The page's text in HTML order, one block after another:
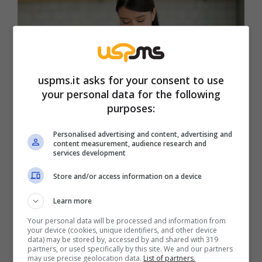
Il segreto che alleggerisce bollette e cotture – uspms.it
Questa pratica ha anche un altro vantaggio:
mantiene meglio la consistenza degli
alimenti.Tagliare in parti uguali consente una
uspms.it asks for your consent to use
your personal data for the following
purposes:
Personalised advertising and content, advertising and
content measurement, audience research and
services development
Store and/or access information on a device
Learn more
Your personal data will be processed and information from
your device (cookies, unique identifiers, and other device
data) may be stored by, accessed by and shared with 319
partners, or used specifically by this site. We and our partners
may use precise geolocation data. List of partners.